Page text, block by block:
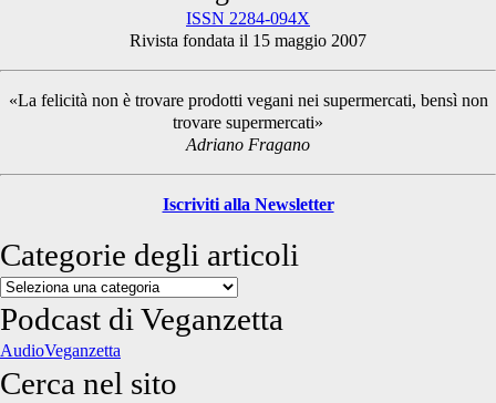
Sidebar
ISSN 2284-094X
Rivista fondata il 15 maggio 2007
«La felicità non è trovare prodotti vegani nei supermercati, bensì non
trovare supermercati»
Adriano Fragano
Iscriviti alla Newsletter
Categorie degli articoli
Categorie
degli
articoli
Podcast di Veganzetta
AudioVeganzetta
Cerca nel sito